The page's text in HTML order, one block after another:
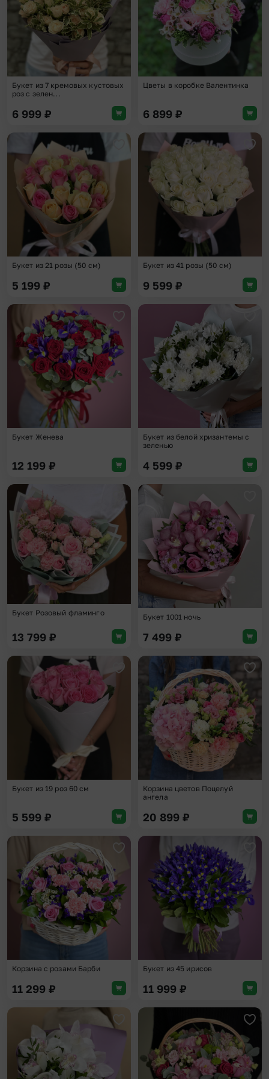
Букет из 7 кремовых кустовых
роз с зелен...
6 999 ₽
Цветы в коробке Валентинка
6 899 ₽
Добавить в избранное
Букет из 21 розы (50 см)
5 199 ₽
Букет из 41 розы (50 см)
9 599 ₽
Добавить в избранное
Букет Женева
12 199 ₽
Букет из белой хризантемы с
зеленью
4 599 ₽
Добавить в избранное
Букет Розовый фламинго
13 799 ₽
Букет 1001 ночь
7 499 ₽
Добавить в избранное
Букет из 19 роз 60 см
5 599 ₽
Корзина цветов Поцелуй
ангела
20 899 ₽
Добавить в избранное
Корзина с розами Барби
11 299 ₽
Букет из 45 ирисов
11 999 ₽
Добавить в избранное